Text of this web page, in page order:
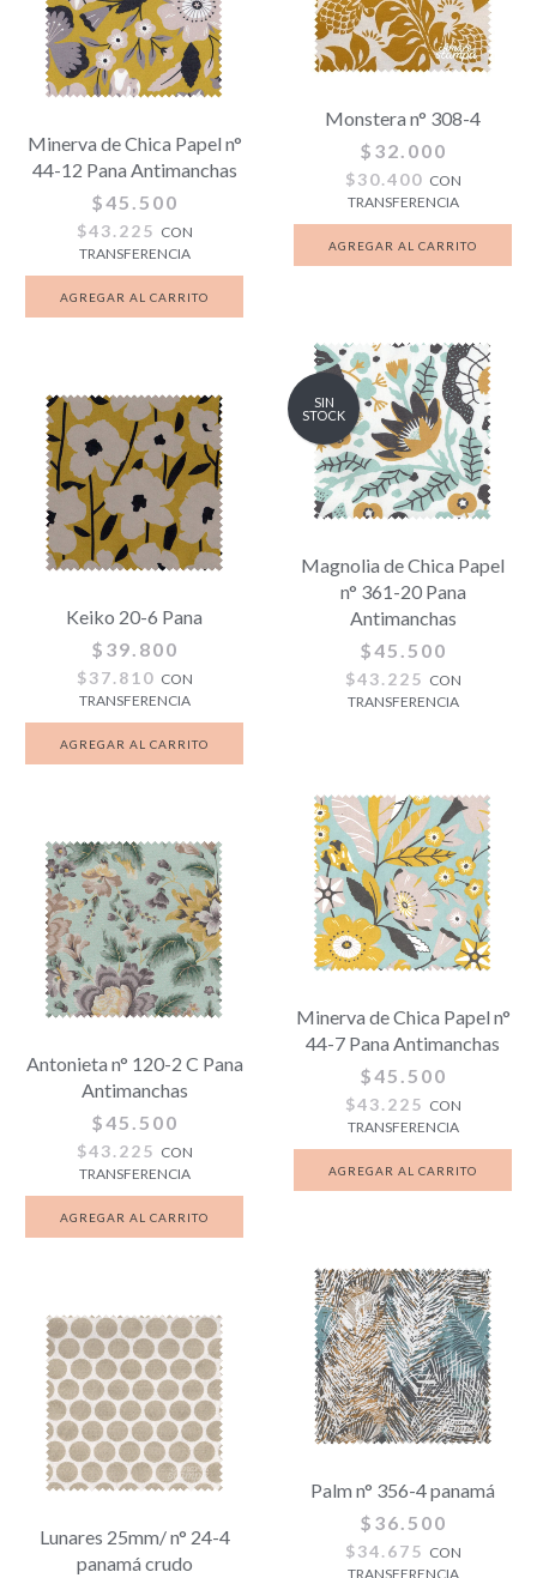
Minerva de Chica Papel n°
44-12 Pana Antimanchas
$45.500
$43.225 CON
TRANSFERENCIA
Monstera n° 308-4
$32.000
$30.400 CON
TRANSFERENCIA
Keiko 20-6 Pana
$39.800
$37.810 CON
TRANSFERENCIA
SIN
STOCK
Magnolia de Chica Papel
n° 361-20 Pana
Antimanchas
$45.500
$43.225 CON
TRANSFERENCIA
Antonieta n° 120-2 C Pana
Antimanchas
$45.500
$43.225 CON
TRANSFERENCIA
Minerva de Chica Papel n°
44-7 Pana Antimanchas
$45.500
$43.225 CON
TRANSFERENCIA
Lunares 25mm/ n° 24-4
panamá crudo
Palm n° 356-4 panamá
$36.500
$34.675 CON
TRANSFERENCIA